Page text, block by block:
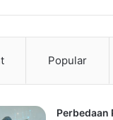
Popular
Perbedaan